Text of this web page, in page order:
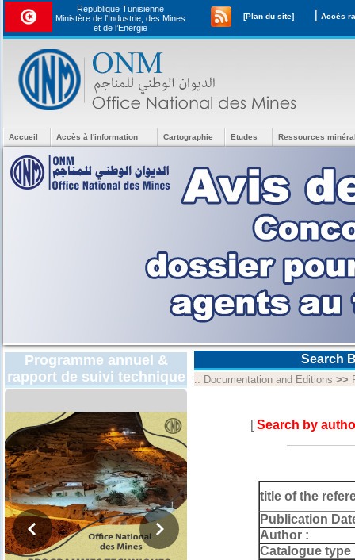
Republique Tunisienne
Ministère de l'Industrie, des Mines
et de l’Energie
[Plan du site] [
Accueil Accès à l'information Cartographie Etudes Ressources
Programme annuel &
rapport de suivi technique
Search
:: Documentation and Editions >>
[Search by
title of the
Publication
Author :
Catalogue type